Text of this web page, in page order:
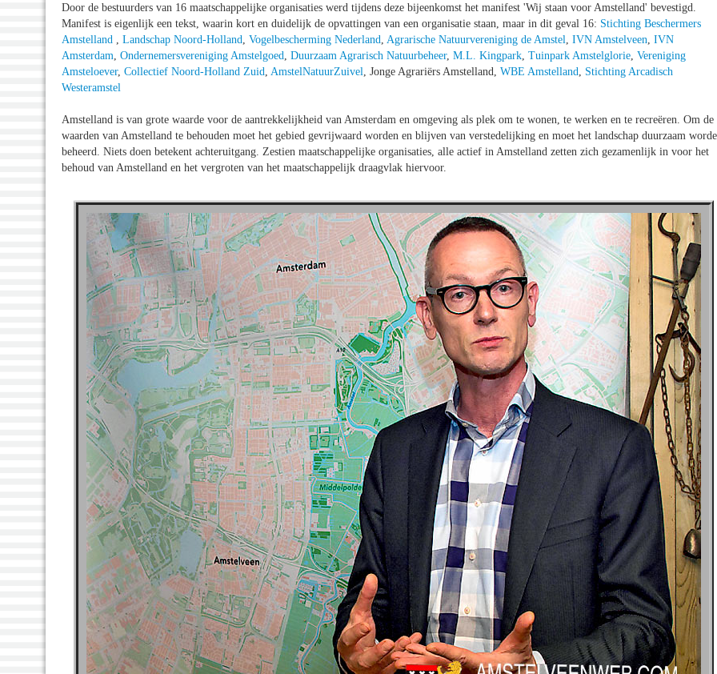
Door de bestuurders van 16 maatschappelijke organisaties werd tijdens deze bijeenkomst het manifest 'Wij staan voor Amstelland' bevestigd.
Manifest is eigenlijk een tekst, waarin kort en duidelijk de opvattingen van een organisatie staan, maar in dit geval 16: Stichting Beschermers
Amstelland
Landschap Noord-Holland Vogelbescherming Nederland Agrarische Natuurvereniging de Amstel IVN Amstelveen IVN
Amsterdam Ondernemersvereniging Amstelgoed Duurzaam Agrarisch Natuurbeheer, M.L. Kingpark Tuinpark Amstelglorie Vereniging
Amsteloever, Collectief Noord-Holland Zuid AmstelNatuurZuivel , Jonge Agrariërs Amstelland, WBE Amstelland
Stichting Arcadisch
Westeramstel
Amstelland is van grote waarde voor de aantrekkelijkheid van Amsterdam en omgeving als plek om te wonen, te werken en te recreëren. Om de
waarden van Amstelland te behouden moet het gebied gevrijwaard worden en blijven van verstedelijking en moet het landschap duurzaam
beheerd. Niets doen betekent achteruitgang. Zestien maatschappelijke organisaties, alle actief in Amstelland zetten zich gezamenlijk in voor het
behoud van Amstelland en het vergroten van het maatschappelijk draagvlak hiervoor.